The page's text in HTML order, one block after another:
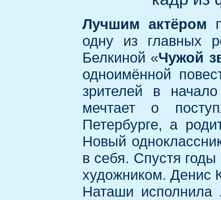
Лучшим актёром
одну из главных
Белкиной «Чужой
одноимённой
зрителей в
мечтает о
Петербурге, а
Новый
в себя. Спустя
художником. Денис
Наташи